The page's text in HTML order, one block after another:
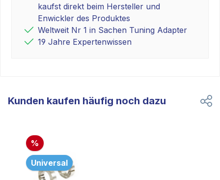
kaufst direkt beim Hersteller und
Enwickler des Produktes
Weltweit Nr 1 in Sachen Tuning Adapter
19 Jahre Expertenwissen
Kunden kaufen häufig noch dazu
%
Universal